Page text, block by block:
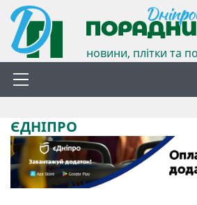
новини, плітки та
ЄДНІПРО